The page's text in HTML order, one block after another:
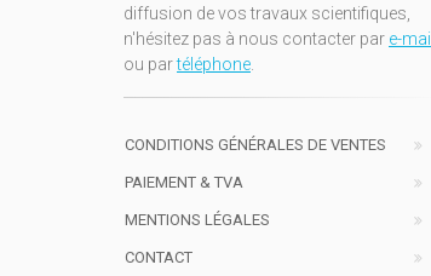
diffusion de vos travaux scientifiques,
n'hésitez pas à nous contacter par e-mail
ou partéléphone.
CONDITIONS GÉNÉRALES DE VENTES
PAIEMENT & TVA
MENTIONS LÉGALES
CONTACT